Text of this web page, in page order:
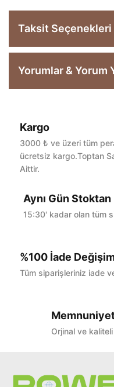
Taksit Seçenekleri
Yorumlar & Yorum
Bu ürüne
Kargo
3000 ₺ ve üzeri tüm
ücretsiz kargo.Toptan
Aittir.
Aynı Gün Stoktan
15:30' kadar olan tüm
%100 İade
Tüm siparişleriniz iade
Orjinal ve